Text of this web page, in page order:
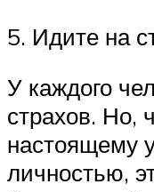
5. Идите на
У каждого
страхов. Но,
настоящему
личностью,